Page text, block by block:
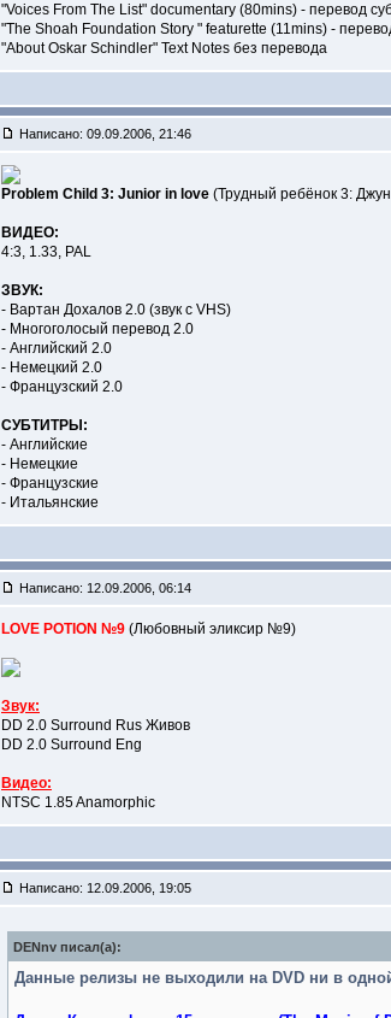
"Voices From The List" documentary (80mins) - перевод
"The Shoah Foundation Story " featurette (11mins) -
"About Oskar Schindler" Text Notes без перевода
Написано: 09.09.2006, 21:46
Problem Child 3: Junior in love (Трудный ребёнок 3:
ВИДЕО:
4:3, 1.33, PAL
ЗВУК:
- Вартан Дохалов 2.0 (звук c VHS)
- Многоголосый перевод 2.0
- Английский 2.0
- Немецкий 2.0
- Французский 2.0
СУБТИТРЫ:
- Английские
- Немецкие
- Французские
- Итальянские
Написано: 12.09.2006, 06:14
LOVE POTION №9 (Любовный эликсир №9)
Звук:
DD 2.0 Surround Rus Живов
DD 2.0 Surround Eng
Видео:
NTSC 1.85 Anamorphic
Написано: 12.09.2006, 19:05
DENnv писал(a):
Данные релизы не выходили на DVD ни в